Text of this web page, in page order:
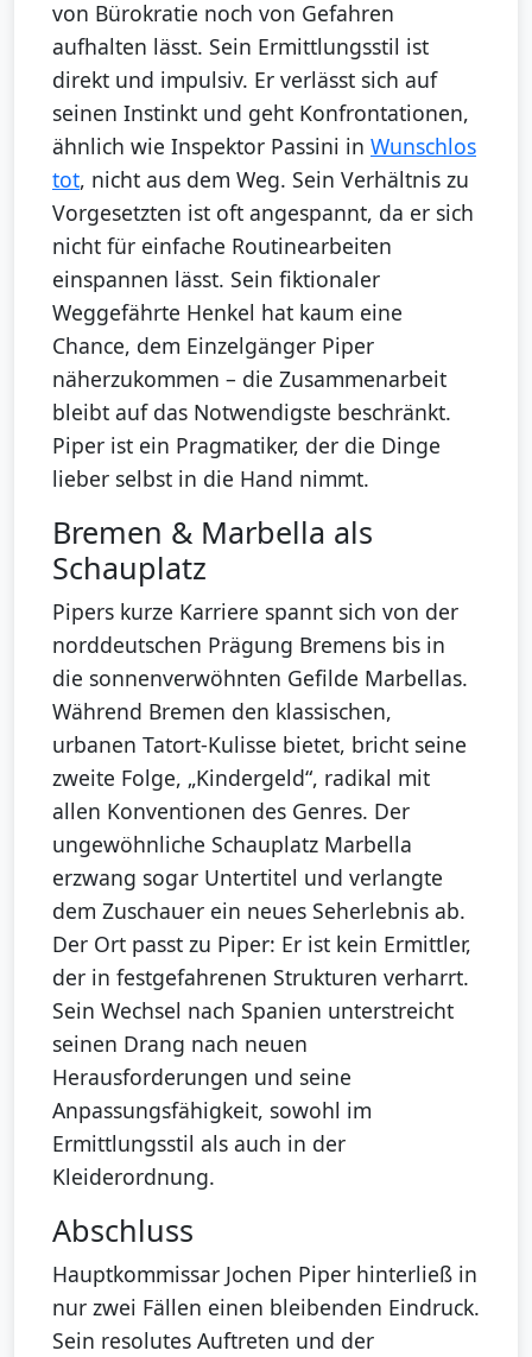
von Bürokratie noch von Gefahren
aufhalten lässt. Sein Ermittlungsstil ist
direkt und impulsiv. Er verlässt sich auf
seinen Instinkt und geht Konfrontationen,
ähnlich wie Inspektor Passini in Wunschlos
tot, nicht aus dem Weg. Sein Verhältnis zu
Vorgesetzten ist oft angespannt, da er sich
nicht für einfache Routinearbeiten
einspannen lässt. Sein fiktionaler
Weggefährte Henkel hat kaum eine
Chance, dem Einzelgänger Piper
näherzukommen – die Zusammenarbeit
bleibt auf das Notwendigste beschränkt.
Piper ist ein Pragmatiker, der die Dinge
lieber selbst in die Hand nimmt.
Bremen & Marbella als
Schauplatz
Pipers kurze Karriere spannt sich von der
norddeutschen Prägung Bremens bis in
die sonnenverwöhnten Gefilde Marbellas.
Während Bremen den klassischen,
urbanen Tatort-Kulisse bietet, bricht seine
zweite Folge, „Kindergeld“, radikal mit
allen Konventionen des Genres. Der
ungewöhnliche Schauplatz Marbella
erzwang sogar Untertitel und verlangte
dem Zuschauer ein neues Seherlebnis ab.
Der Ort passt zu Piper: Er ist kein Ermittler,
der in festgefahrenen Strukturen verharrt.
Sein Wechsel nach Spanien unterstreicht
seinen Drang nach neuen
Herausforderungen und seine
Anpassungsfähigkeit, sowohl im
Ermittlungsstil als auch in der
Kleiderordnung.
Abschluss
Hauptkommissar Jochen Piper hinterließ in
nur zwei Fällen einen bleibenden Eindruck.
Sein resolutes Auftreten und der